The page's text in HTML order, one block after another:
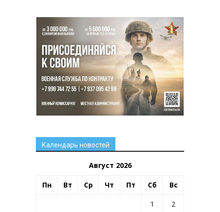
Календарь новостей
Август 2026
Пн Вт Ср Чт Пт Сб Вс
1
2